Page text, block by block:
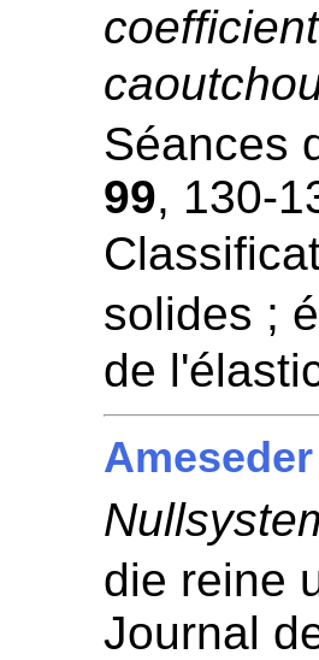
Séances
99, 130-
solides ;
de
die reine
Journal